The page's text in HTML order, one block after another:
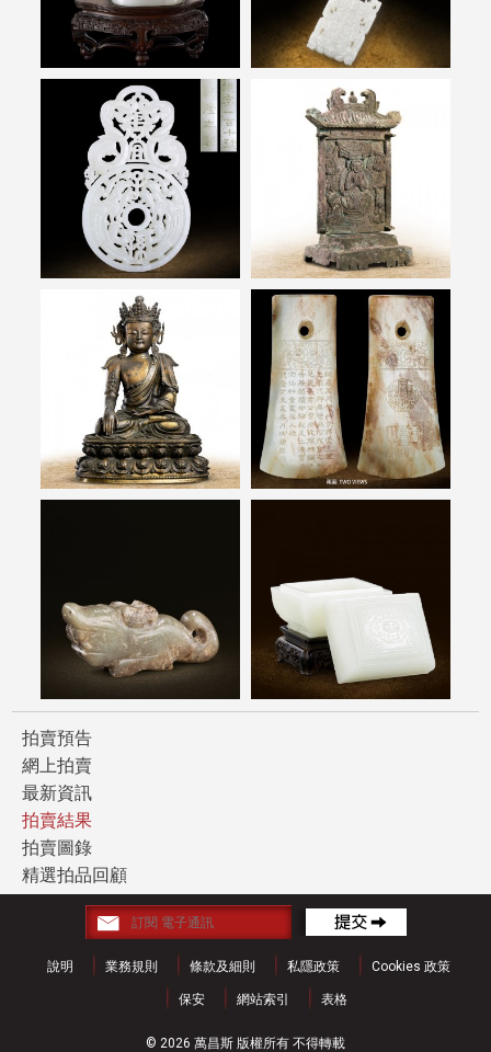
拍賣預告
網上拍賣
最新資訊
拍賣結果
拍賣圖錄
精選拍品回顧
說明 業務規則 條款及細則 私隱政策 Cookies 政策
保安 網站索引 表格
© 2026 萬昌斯 版權所有 不得轉載